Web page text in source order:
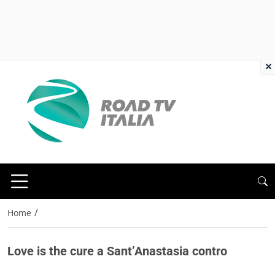
Home /
Love is the cure a Sant’Anastasia contro
×